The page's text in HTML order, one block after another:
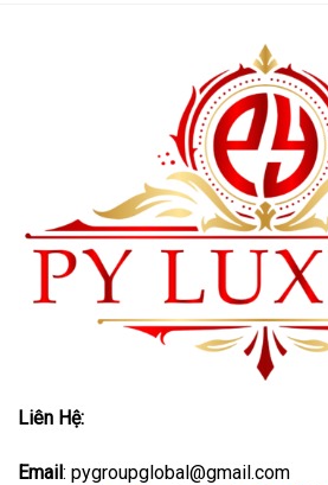
Liên Hệ:
Email: pygroupglobal@gmail.com